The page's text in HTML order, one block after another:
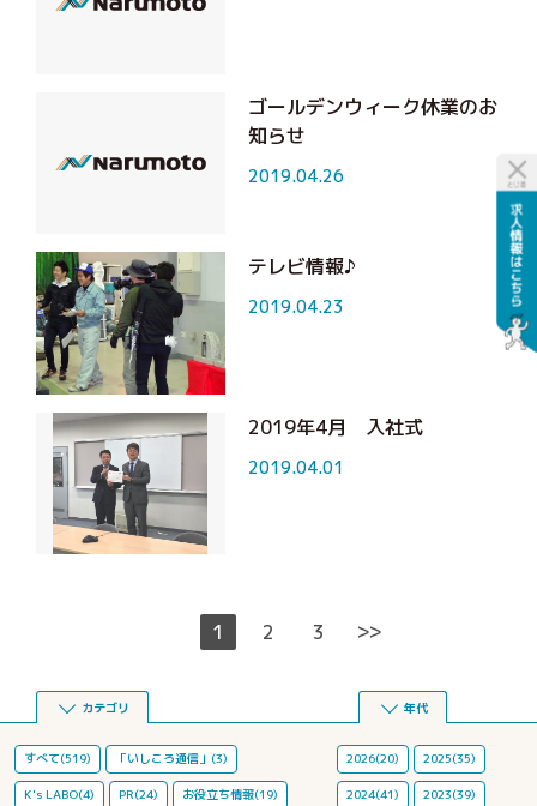
ゴールデンウィーク休業のお
知らせ
2019.04.26
テレビ情報♪
2019.04.23
2019年4月 入社式
2019.04.01
1 2 3 >>
カテゴリ
すべて(519) 「いしころ通信」(3)
K's LABO(4) PR(24) お役立ち情報(19)
年代
2026(20) 2025(35)
2024(41) 2023(39)